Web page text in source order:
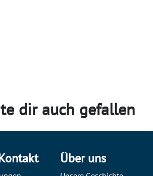
dir auch gefallen
Über uns